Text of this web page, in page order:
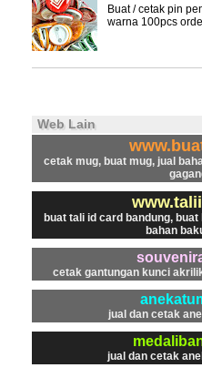
Buat / cetak pin
warna 100pcs
Web Lain
cetak mug, buat mug, jual
buat tali id card bandung,
bahan
cetak gantungan kunci
jual dan cetak
jual dan cetak